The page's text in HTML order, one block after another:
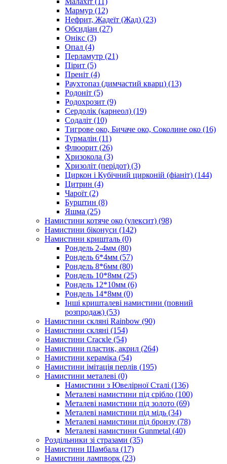
Мармур (12)
Нефрит, Жадеїт (Жад) (23)
Обсидіан (27)
Онікс (3)
Опал (4)
Перламутр (21)
Пірит (5)
Преніт (4)
Раухтопаз (димчастий кварц) (13)
Родоніт (5)
Родохрозит (9)
Сердолік (карнеол) (19)
Содаліт (10)
Тигрове око, Бичаче око, Соколине око (16)
Турмалін (11)
Флюорит (26)
Хризокола (3)
Хризоліт (перідот) (3)
Циркон і Кубічний цирконій (фіаніт) (144)
Цитрин (4)
Чароїт (2)
Бурштин (8)
Яшма (25)
Намистини котяче око (улексит) (98)
Намистини біконуси (142)
Намистини кришталь (0)
Рондель 2-4мм (80)
Рондель 6*4мм (57)
Рондель 8*6мм (80)
Рондель 10*8мм (25)
Рондель 12*10мм (6)
Рондель 14*8мм (0)
Інші кришталеві намистини (повний
розпродаж) (53)
Намистини скляні Rainbow (90)
Намистини скляні (154)
Намистини Cracкle (54)
Намистини пластик, акрил (264)
Намистини кераміка (54)
Намистини імітація перлів (195)
Намистини металеві (0)
Намистини з Ювелірної Сталі (136)
Металеві намистини під срібло (100)
Металеві намистини під золото (69)
Металеві намистини під мідь (34)
Металеві намистини під бронзу (78)
Металеві намистини Gunmetal (40)
Роздільники зі стразами (35)
Намистини Шамбала (17)
Намистини лампворк (23)